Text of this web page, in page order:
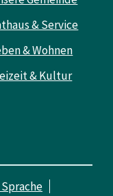
& Service
& Wohnen
& Kultur